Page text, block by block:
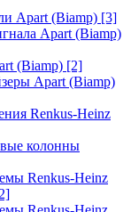
Apart (Biamp) [3]
Apart (Biamp)
(Biamp) [2]
Apart (Biamp)
Renkus-Heinz
колонны
Renkus-Heinz